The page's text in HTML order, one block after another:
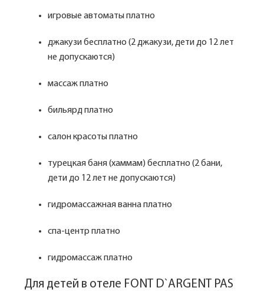
игровые автоматы платно
джакузи бесплатно (2 джакузи, дети до 12 лет
не допускаются)
массаж платно
бильярд платно
салон красоты платно
турецкая баня (хаммам) бесплатно (2 бани,
дети до 12 лет не допускаются)
гидромассажная ванна платно
спа-центр платно
гидромассаж платно
Для детей в отеле FONT D`ARGENT PAS